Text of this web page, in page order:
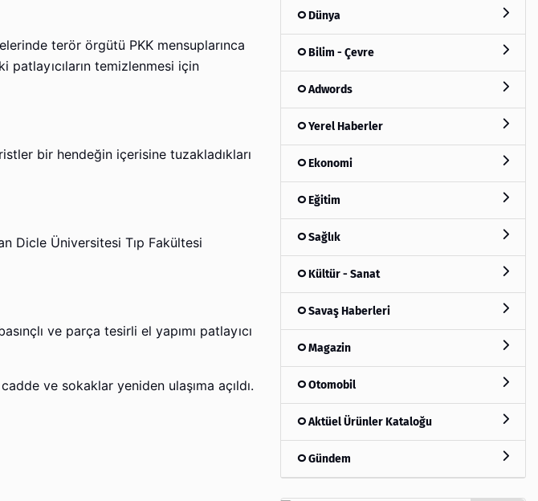
terör örgütü PKK mensuplarınca
patlayıcıların temizlenmesi için
bir hendeğin içerisine tuzakladıkları
Dicle Üniversitesi Tıp Fakültesi
ve parça tesirli el yapımı patlayıcı
ve sokaklar yeniden ulaşıma açıldı.
Dünya
Bilim - Çevre
Adwords
Yerel Haberler
Ekonomi
Eğitim
Sağlık
Kültür - Sanat
Savaş Haberleri
Magazin
Otomobil
Aktüel Ürünler Kataloğu
Gündem